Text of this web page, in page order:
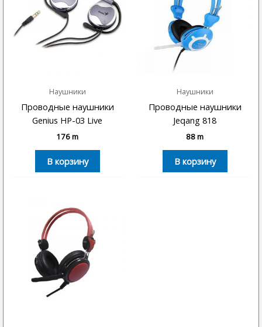
Наушники
Проводные наушники
Genius HP-03 Live
176m
В корзину
Наушники
Проводные наушники
Jeqang 818
88m
В корзину